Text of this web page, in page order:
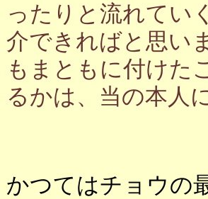
ったりと流れてい
介できればと思い
もまともに付けた
るかは、当の本人
かつてはチョウの